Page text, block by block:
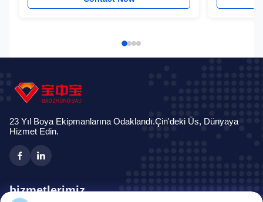
23 Yıl Boya Ekipmanlarına Odaklandı.Çin'deki Üs, Dünyaya
Hizmet Edin.
hizmetlerimiz